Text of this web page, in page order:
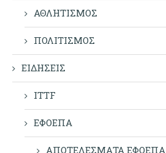
ΑΘΛΗΤΙΣΜΟΣ
ΠΟΛΙΤΙΣΜΟΣ
ΕΙΔΗΣΕΙΣ
ITTF
ΕΦΟΕΠΑ
ΑΠΟΤΕΛΕΣΜΑΤΑ ΕΦΟΕΠΑ